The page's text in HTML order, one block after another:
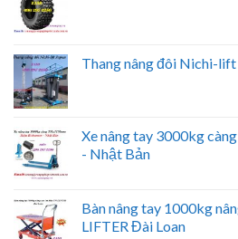
Thang nâng đôi Nichi-lift
Xe nâng tay 3000kg
- Nhật Bản
Bàn nâng tay 1000kg
LIFTER Đài Loan